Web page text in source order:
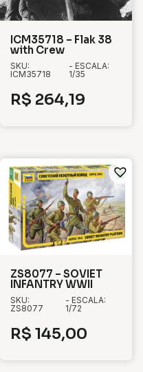
ICM35718 – Flak 38
with Crew
SKU:
ICM35718
- ESCALA:
1/35
R$ 264,19
ZS8077 – SOVIET
INFANTRY WWII
SKU:
ZS8077
- ESCALA:
1/72
R$ 145,00